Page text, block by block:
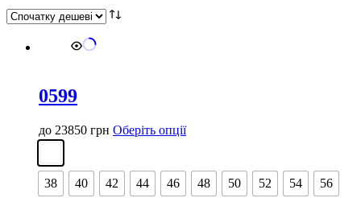
0599
до 23850 грн Оберіть опціїЦей
кілька
варіантів.
38 40 42 44 46 48 50 52 54 56